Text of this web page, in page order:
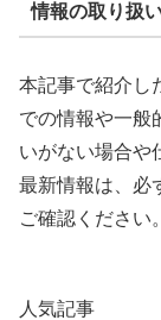
情報の取り扱
本記事で紹介し
での情報や一般
いがない場合や
最新情報は、必
ご確認ください。
人気記事